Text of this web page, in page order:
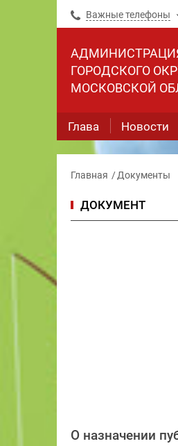
Важные телефоны
ГОРОДСКОГО
МОСКОВСКОЙ
Глава Новости
Главная Документы
ДОКУМЕНТ
О назначении